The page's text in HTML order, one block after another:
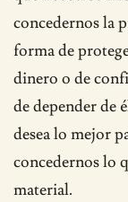
concedernos la
forma de
dinero o de
de depender de
desea lo mejor
concedernos lo
material.